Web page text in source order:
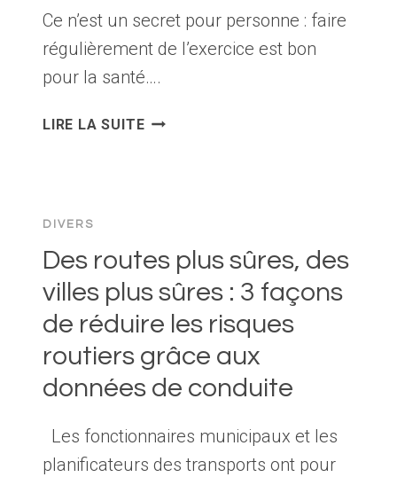
HYDRAULIQUES
Ce n’est un secret pour personne : faire
régulièrement de l’exercice est bon
pour la santé….
LIRE LA SUITEUNE
SONT
FOIS
EN
SANTÉ
QUE
AUTRES
DIVERS
Des routes plus sûres, des
villes plus sûres : 3 façons
de réduire les risques
routiers grâce aux
données de conduite
Les fonctionnaires municipaux et les
planificateurs des transports ont pour